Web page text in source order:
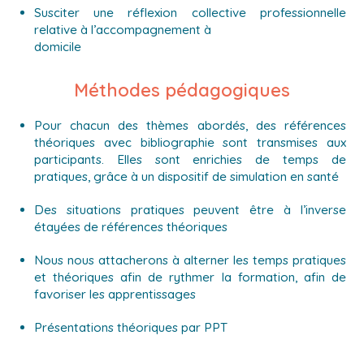
Susciter une réflexion collective professionnelle
relative à l’accompagnement à
domicile
Méthodes pédagogiques
Pour chacun des thèmes abordés, des références
théoriques avec bibliographie sont transmises aux
participants. Elles sont enrichies de temps de
pratiques, grâce à un dispositif de simulation en santé
Des situations pratiques peuvent être à l’inverse
étayées de références théoriques
Nous nous attacherons à alterner les temps pratiques
et théoriques afin de rythmer la formation, afin de
favoriser les apprentissages
Présentations théoriques par PPT